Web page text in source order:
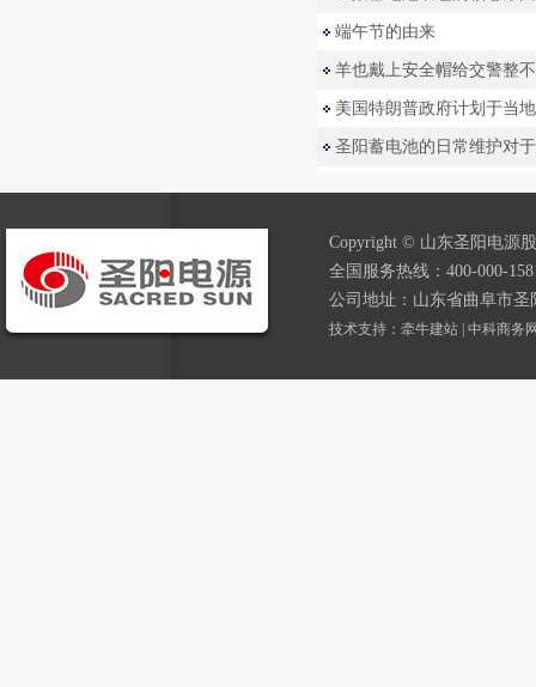
端午节的由来
羊也戴上安全帽给交警整
美国特朗普政府计划于当
圣阳蓄电池的日常维护对
Copyright © 山东圣阳电源
全国服务热线：400-000-
公司地址：山东省曲阜市圣
技术支持： 牵牛建站 | 中科商务